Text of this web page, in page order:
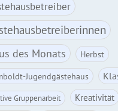
des Monats
Herbst
Jugendgästehaus
Gruppenarbeit Kreativität